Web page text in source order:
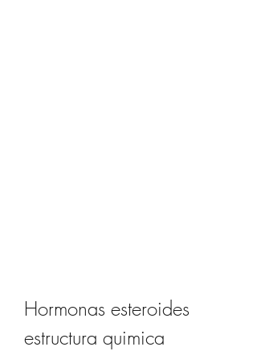
Hormonas esteroides
estructura quimica